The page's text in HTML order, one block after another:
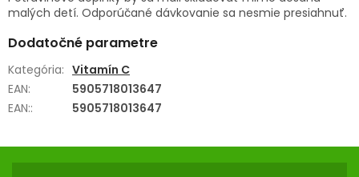
malých detí. Odporúčané dávkovanie sa nesmie presiahnuť.
Dodatočné parametre
Kategória: Vitamín C
EAN:
5905718013647
EAN:: 5905718013647